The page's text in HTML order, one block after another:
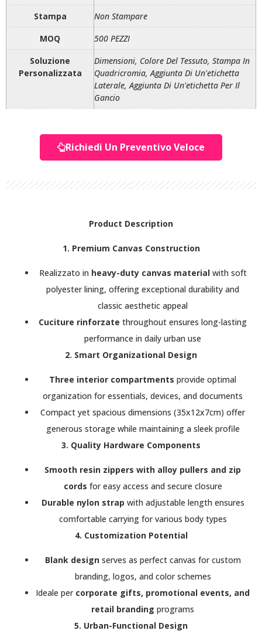
Stampa
Non Stampare
MOQ
500 PEZZI
Soluzione
Personalizzata
Dimensioni, Colore Del Tessuto, Stampa In
Quadricromia, Aggiunta Di Un'etichetta
Laterale, Aggiunta Di Un'etichetta Per Il
Gancio
Richiedi Un Preventivo Veloce
Product Description
1. Premium Canvas Construction
Realizzato in heavy-duty canvas materialwith soft
polyester lining, offering exceptional durability and
classic aesthetic appeal
Cuciture rinforzate throughout ensures long-lasting
performance in daily urban use
2. Smart Organizational Design
Three interior compartments provide optimal
organization for essentials, devices, and documents
Compact yet spacious dimensions (35x12x7cm) offer
generous storage while maintaining a sleek profile
3. Quality Hardware Components
Smooth resin zippers with alloy pullers and zip
cords for easy access and secure closure
Durable nylon strap with adjustable length ensures
comfortable carrying for various body types
4. Customization Potential
Blank designserves as perfect canvas for custom
branding, logos, and color schemes
Ideale per corporate gifts, promotional events, and
retail branding programs
5. Urban-Functional Design